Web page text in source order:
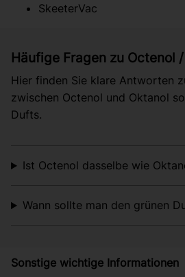
SkeeterVac
Häufige Fragen zu Octenol
Hier finden Sie klare Antworten
zwischen Octenol und Oktanol
Dufts.
Ist Octenol dasselbe wie
Wann sollte man den grünen
Sonstige wichtige Informationen